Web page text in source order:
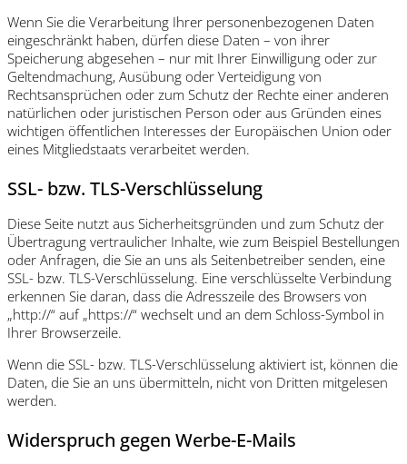
Wenn Sie die Verarbeitung Ihrer personenbezogenen Daten
eingeschränkt haben, dürfen diese Daten – von ihrer
Speicherung abgesehen – nur mit Ihrer Einwilligung oder zur
Geltendmachung, Ausübung oder Verteidigung von
Rechtsansprüchen oder zum Schutz der Rechte einer anderen
natürlichen oder juristischen Person oder aus Gründen eines
wichtigen öffentlichen Interesses der Europäischen Union oder
eines Mitgliedstaats verarbeitet werden.
SSL- bzw. TLS-Verschlüsselung
Diese Seite nutzt aus Sicherheitsgründen und zum Schutz der
Übertragung vertraulicher Inhalte, wie zum Beispiel Bestellungen
oder Anfragen, die Sie an uns als Seitenbetreiber senden, eine
SSL- bzw. TLS-Verschlüsselung. Eine verschlüsselte Verbindung
erkennen Sie daran, dass die Adresszeile des Browsers von
„http://“ auf „https://“ wechselt und an dem Schloss-Symbol in
Ihrer Browserzeile.
Wenn die SSL- bzw. TLS-Verschlüsselung aktiviert ist, können die
Daten, die Sie an uns übermitteln, nicht von Dritten mitgelesen
werden.
Widerspruch gegen Werbe-E-Mails